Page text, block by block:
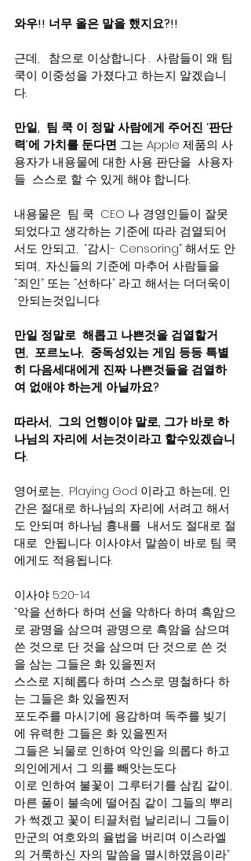
와우!! 너무 올은 말을 했지요?!!
근데,   참으로 이상합니다 .  사람들이 왜 팀
쿡이 이중성을 가졌다고 하는지 알겠습니
다.
만일,  팀 쿡 이 정말 사람에게 주어진 ‘판단
력’에 가치를 둔다면 그는 Apple 제품의 사
용자가 내용물에 대한 사용 판단을  사용자
들  스스로 할 수 있게 해야 합니다.
내용물은  팀 쿡  CEO 나 경영인들이 잘못
되었다고 생각하는 기준에 따라 검열되어
서도 안되고,  “감시- Censoring” 해서도 안
되며,  자신들의 기준에 마추어 사람들을
“죄인” 또는 “선하다” 라고 해서는 더더욱이
안되는것입니다.
만일 정말로  해롭고 나쁜것을 검열할거
면,  포르노나,  중독성있는 게임 등등 특별
히 다음세대에게 진짜 나쁜것들을 검열하
여 없애야 하는게 아닐까요?
따라서,  그의 언행이야 말로, 그가 바로 하
나님의 자리에 서는것이라고 할수있겠습니
다.
영어로는,  Playing God 이라고 하는데, 인
간은 절대로 하나님의 자리에 서려고 해서
도 안되며 하나님 흉내를  내서도 절대로 절
대로  안됩니다. 이사야서 말씀이 바로 팀 쿡
에게도 적용됩니다.
이사야 5:20-14
“악을 선하다 하며 선을 악하다 하며 흑암으
로 광명을 삼으며 광명으로 흑암을 삼으며
쓴 것으로 단 것을 삼으며 단 것으로 쓴 것
을 삼는 그들은 화 있을찐저
스스로 지혜롭다 하며 스스로 명철하다 하
는 그들은 화 있을찐저
포도주를 마시기에 용감하며 독주를 빚기
에 유력한 그들은 화 있을찐저
그들은 뇌물로 인하여 악인을 의롭다 하고
의인에게서 그 의를 빼앗는도다
이로 인하여 불꽃이 그루터기를 삼킴 같이,
마른 풀이 불속에 떨어짐 같이 그들의 뿌리
가 썩겠고 꽃이 티끌처럼 날리리니 그들이
만군의 여호와의 율법을 버리며 이스라엘
의 거룩하신 자의 말씀을 멸시하였음이라”